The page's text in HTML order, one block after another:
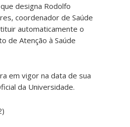
designa Rodolfo
coordenador de Saúde
automaticamente o
de Atenção à Saúde
em vigor na data de sua
da Universidade.